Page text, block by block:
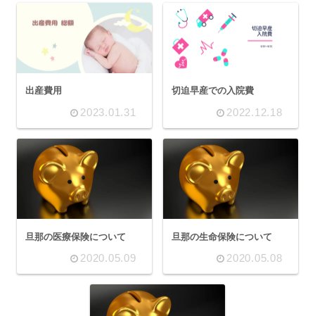
出産費用
2023.01.31
切迫早産での入院費
2022.12.18
旦那の医療保険について
2020.05.09
旦那の生命保険について
2020.05.08